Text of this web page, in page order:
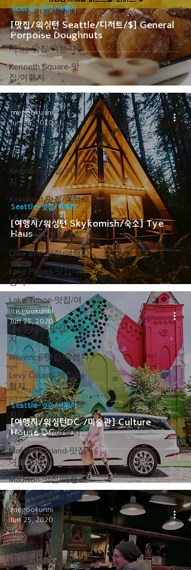
Kanab-맛집/여행지
Kearny-맛집/여행지
Kelso-맛집/여행지
Kenneth Square-맛
집/여행지
Kerhonkson-맛집/여
행지
Kernville-맛집/여행지
Key West-맛집/여행
지
Keystone-맛집/여행
지
Kirkwood-맛집/여행지
LA-맛집/여행지
LA-이벤트/문화생활
Lake Erie-맛집/여행지
Lake Powell-맛집/여
행지
Lake Tahoe-맛집/여
행지
Las Vegas-맛집/여행
지
lawrence-맛집/여행지
Levy County-맛집/여
행지
Livermore-맛집/여행
지
Lutsen-맛집/여행지
Mackinac Island-맛집/
여행지
Madison-맛집/여행지
Malibu -맛집/여행지
Maui-맛집/여행지
Mexican Hat-맛집/여
행지
Miami-맛집/여행지
[맛집/워싱턴 Seattle/디저트/$] General
Porpoise Doughnuts
Seattle-맛집/여행지
[여행지/워싱턴 Skykomish/숙소] Tye
Haus
Seattle-맛집/여행지
megookunni
Jun 26, 2020
[여행지/워싱턴DC /미술관] Culture
House DC
Seattle-맛집/여행지
megookunni
Jun 25, 2020
megookunni
Jun 25, 2020